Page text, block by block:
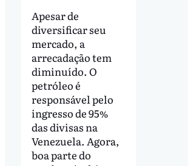
Apesar de
diversificar seu
mercado, a
arrecadação tem
diminuído. O
petróleo é
responsável pelo
ingresso de 95%
das divisas na
Venezuela. Agora,
boa parte do